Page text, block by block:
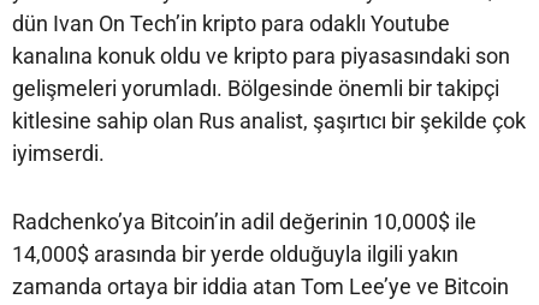
dün Ivan On Tech’in kripto para odaklı Youtube
kanalına konuk oldu ve kripto para piyasasındaki son
gelişmeleri yorumladı. Bölgesinde önemli bir takipçi
kitlesine sahip olan Rus analist, şaşırtıcı bir şekilde çok
iyimserdi.
Radchenko’ya Bitcoin’in adil değerinin 10,000$ ile
14,000$ arasında bir yerde olduğuyla ilgili yakın
zamanda ortaya bir iddia atan Tom Lee’ye ve Bitcoin